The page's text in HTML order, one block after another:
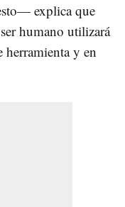
explica que
humano utilizará
herramienta y en